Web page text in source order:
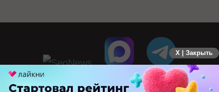
X | Закрыть
ПЕРЕЙТИ НА ПОЛНУЮ ВЕРСИЮ